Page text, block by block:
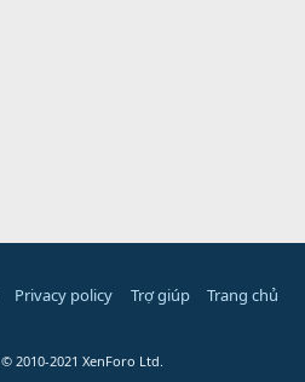
Privacy policy Trợ giúp Trang chủ
© 2010-2021 XenForo Ltd.